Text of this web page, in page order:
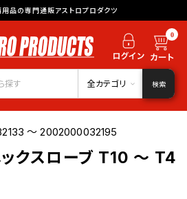
用品の専門通販アストロプロダクツ
0
全カテゴリ 検索
～ 2002000032195
ックスローブ T10 ～ T4